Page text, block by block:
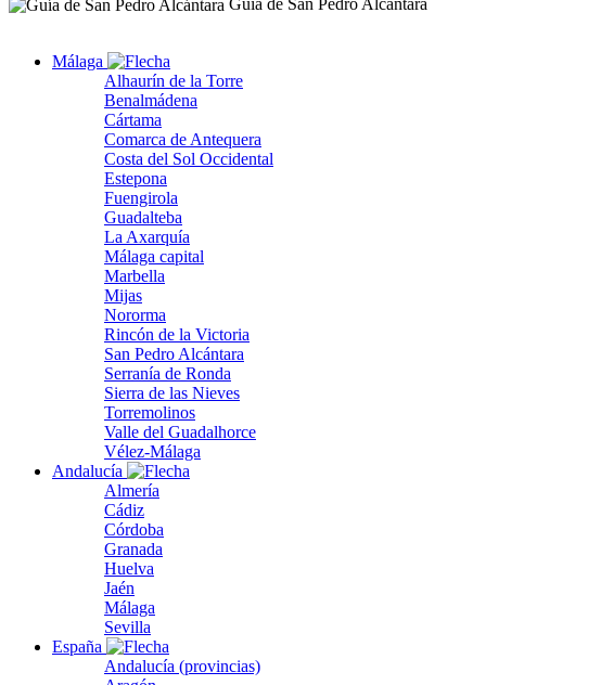
Guía de San Pedro Alcántara
Málaga
Alhaurín de la Torre
Benalmádena
Cártama
Comarca de Antequera
Costa del Sol Occidental
Estepona
Fuengirola
Guadalteba
La Axarquía
Málaga capital
Marbella
Mijas
Nororma
Rincón de la Victoria
San Pedro Alcántara
Serranía de Ronda
Sierra de las Nieves
Torremolinos
Valle del Guadalhorce
Vélez-Málaga
Andalucía
Almería
Cádiz
Córdoba
Granada
Huelva
Jaén
Málaga
Sevilla
España
Andalucía (provincias)